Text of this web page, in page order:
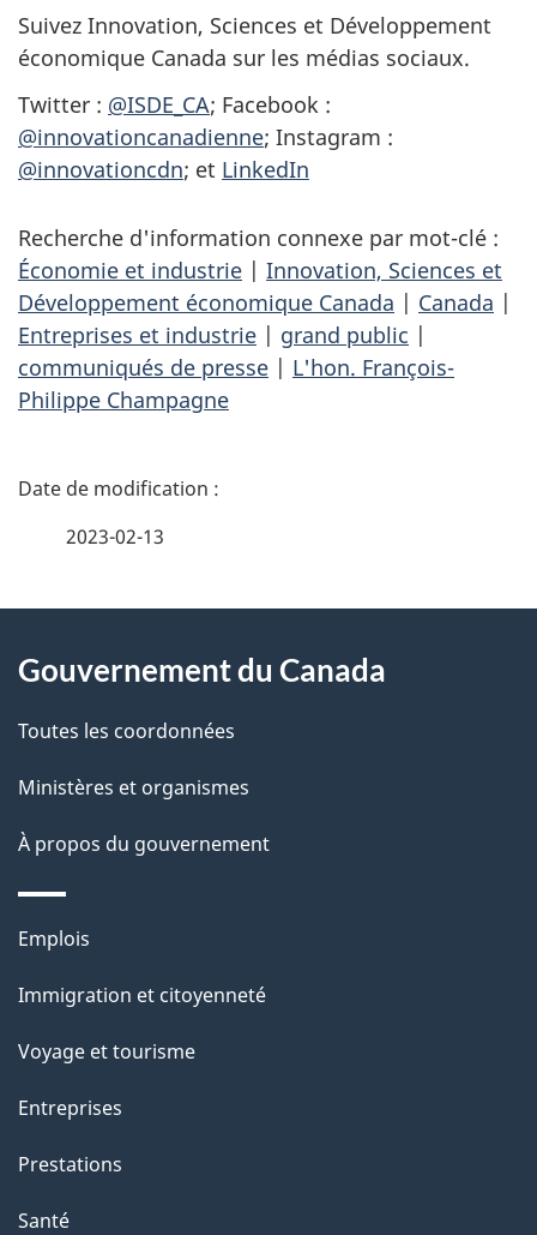
Suivez Innovation, Sciences et Développement
économique Canada sur les médias sociaux.
Twitter : @ISDE_CA; Facebook :
@innovationcanadienne; Instagram :
@innovationcdn; et LinkedIn
Recherche d'information connexe par mot-clé :
Économie et industrie | Innovation, Sciences et
Développement économique Canada | Canada |
Entreprises et industrie | grand public |
communiqués de presse | L'hon. François-
Philippe Champagne
D
i
l
s
d
e
l
a
p
a
g
e
2023-02-13
propos
de
ce
site
Gouvernement du Canada
Toutes les coordonnées
Ministères et organismes
À propos du gouvernement
Thèmes
sujets
Emplois
Immigration et citoyenneté
Voyage et tourisme
Entreprises
Prestations
Santé